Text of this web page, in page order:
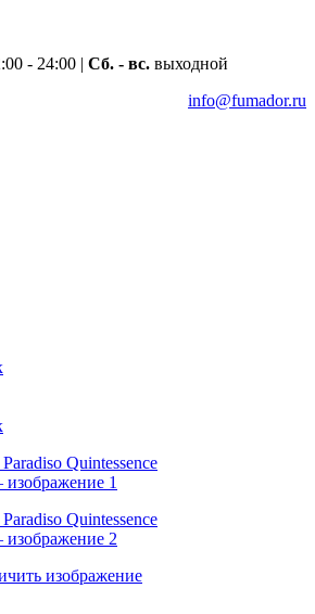
- 24:00 | Сб. - вс.выходной
info@fumador.ru
изображение